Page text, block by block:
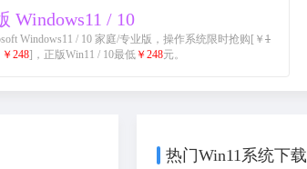
Windows11 / 10
Windows11 / 10 家庭/专业版，操作系统限时抢购[￥ 1
￥248]，正版Win11 / 10最低 ￥248元。
热门Win11系统下载